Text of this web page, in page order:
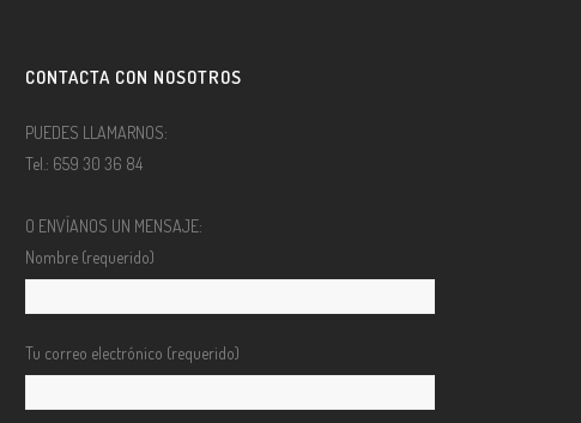
CONTACTA CON NOSOTROS
PUEDES LLAMARNOS:
Tel.: 659 30 36 84
O ENVÍANOS UN MENSAJE:
Nombre (requerido)
Tu correo electrónico (requerido)